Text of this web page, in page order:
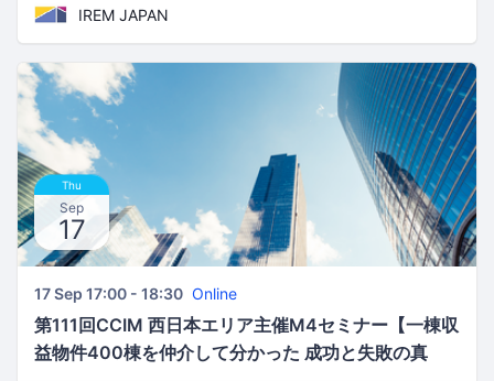
IREM JAPAN
Thu
Sep
17
17 Sep 17:00 - 18:30 Online
第111回CCIM 西日本エリア主催M4セミナー【一棟収
益物件400棟を仲介して分かった 成功と失敗の真